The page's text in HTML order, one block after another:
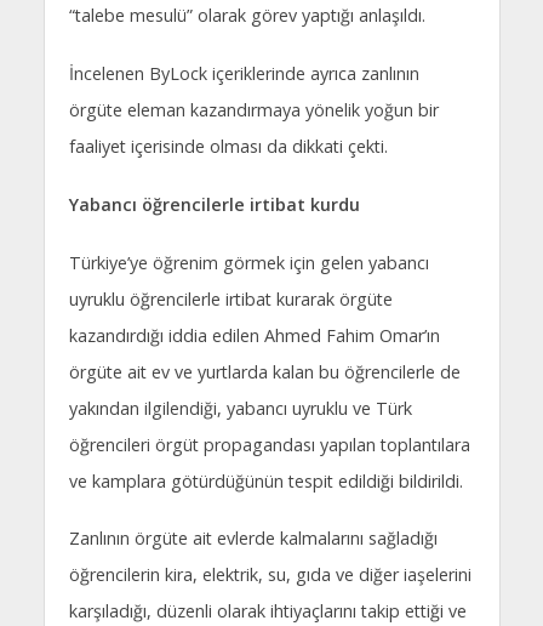
“talebe mesulü” olarak görev yaptığı anlaşıldı.
İncelenen ByLock içeriklerinde ayrıca zanlının
örgüte eleman kazandırmaya yönelik yoğun bir
faaliyet içerisinde olması da dikkati çekti.
Yabancı öğrencilerle irtibat kurdu
Türkiye’ye öğrenim görmek için gelen yabancı
uyruklu öğrencilerle irtibat kurarak örgüte
kazandırdığı iddia edilen Ahmed Fahim Omar’ın
örgüte ait ev ve yurtlarda kalan bu öğrencilerle de
yakından ilgilendiği, yabancı uyruklu ve Türk
öğrencileri örgüt propagandası yapılan toplantılara
ve kamplara götürdüğünün tespit edildiği bildirildi.
Zanlının örgüte ait evlerde kalmalarını sağladığı
öğrencilerin kira, elektrik, su, gıda ve diğer iaşelerini
karşıladığı, düzenli olarak ihtiyaçlarını takip ettiği ve